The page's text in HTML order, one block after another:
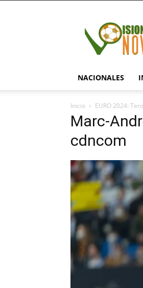
NACIONALES
Inicio EURO 2024:
Marc-
cdncom